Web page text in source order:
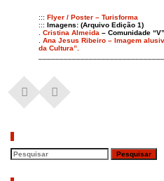
::: Flyer / Poster – Turisforma
::: Imagens: (Arquivo Edição 1)
Cristina Almeida – Comunidade “V”
Ana Jesus Ribeiro – Imagem
da Cultura”.